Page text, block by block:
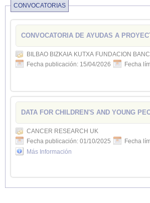
CONVOCATORIAS
CONVOCATORIA DE AYUDAS A
BILBAO BIZKAIA KUTXA FUNDACION
Fecha publicación: 15/04/2026
DATA FOR CHILDREN'S AND YOUNG
CANCER RESEARCH UK
Fecha publicación: 01/10/2025
Más Información